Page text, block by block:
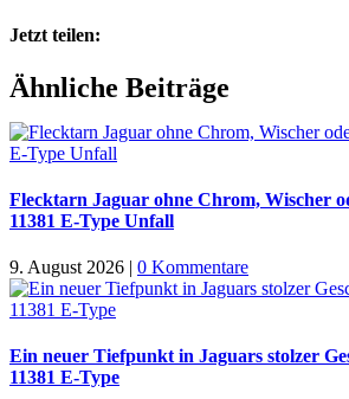
Jetzt teilen:
Facebook
X
WhatsApp
Pinterest
E-
Mail
Ähnliche Beiträge
Flecktarn Jaguar ohne Chrom, Wischer
11381 E-Type Unfall
9. August 2026 | 0 Kommentare
Ein neuer Tiefpunkt in Jaguars stolzer
11381 E-Type